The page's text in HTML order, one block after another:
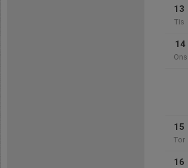
13
Tis
14
Ons
15
Tor
16